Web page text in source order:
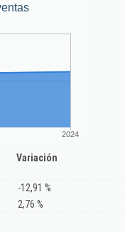
2024
Variación
-12,91 %
2,76 %